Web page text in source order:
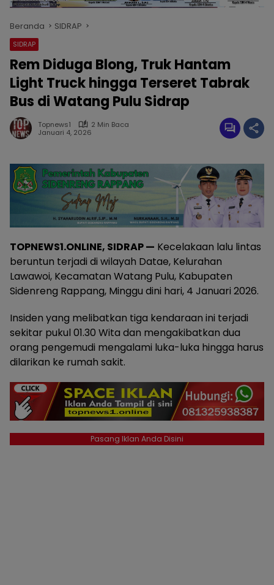
Beranda SIDRAP
SIDRAP
Rem Diduga Blong, Truk Hantam
Light Truck hingga Terseret Tabrak
Bus di Watang Pulu Sidrap
Topnews1
2 Min Baca
Januari 4, 2026
TOPNEWS1.ONLINE, SIDRAP — Kecelakaan lalu lintas
beruntun terjadi di wilayah Datae, Kelurahan
Lawawoi, Kecamatan Watang Pulu, Kabupaten
Sidenreng Rappang, Minggu dini hari, 4 Januari 2026.
Insiden yang melibatkan tiga kendaraan ini terjadi
sekitar pukul 01.30 Wita dan mengakibatkan dua
orang pengemudi mengalami luka-luka hingga harus
dilarikan ke rumah sakit.
Pasang Iklan Anda Disini